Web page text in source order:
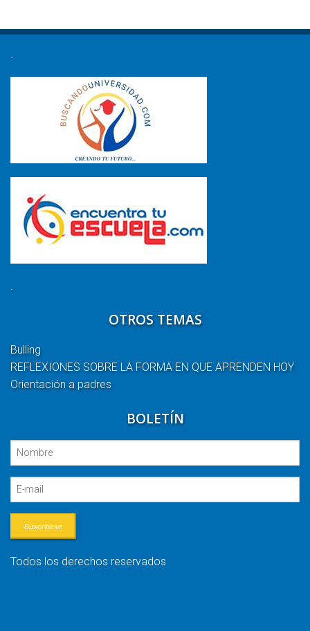
.
.
OTROS TEMAS
Bulling
REFLEXIONES SOBRE LA FORMA EN QUE APRENDEN HOY
Orientación a padres
BOLETÍN
Suscribirse
Todos los derechos reservados